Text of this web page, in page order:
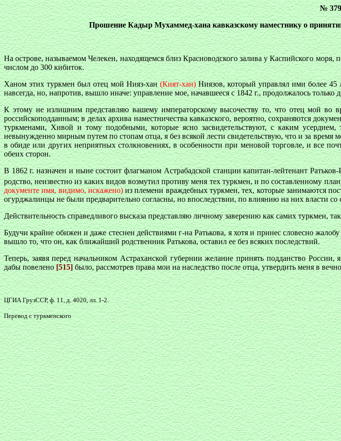
№ 379
Прошение Кадыр Мухаммед-хана кавказскому наместнику о
На острове, называемом Челекен, находящемся близ Красноводского залива у Каспийского
числом до 300 кибиток.
Ханом этих туркмен был отец мой Нияз-хан(Кият-хан)Ниязов, который управлял ими более 45
навсегда, но, напротив, вышло иначе: управление мое, начавшееся с 1842 г., продолжалось только
К этому не излишним представляю вашему императорскому высочеству то, что отец мой во
российскоподданным; в делах архива наместничества кавказского, вероятно, сохраняются
туркменами, Хивой и тому подобными, которые ясно засвидетельствуют, с каким
невынужденно мирным путем по стопам отца, я без всякой лести свидетельствую, что и за
в обиде или других неприятных столкновениях, в особенности при меновой торговле, и все
обеих сторон.
В 1862 г. назначен и ныне состоит флагманом Астрабадской станции капитан-лейтенант
родство, неизвестно из каких видов возмутил противу меня тех туркмен, и по составленному
документе имя, видимо, искажено)из племени враждебных туркмен, тех, которые занимаются
огурджалинцы не были предварительно согласны, но впоследствии, по влиянию на них власти со
Действительность справедливого высказа представляю личному заверению как самих туркмен,
Будучи крайне обижен и даже стеснен действиями г-на Ратькова, я хотя и принес словесно
вышло то, что он, как ближайший родственник Ратькова, оставил ее без всяких последствий.
Теперь, заявя перед начальником Астраханской губернии желание принять подданство
дабы повелено[515]было, рассмотрев права мои на наследство после отца, утвердить меня в
ЦГИА ГрузССР, ф. 11, д. 4020, лл. 1-2.
Перевод с туркменского